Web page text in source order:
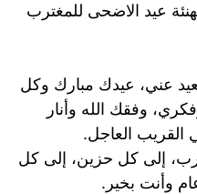
عيد الاضحى للمغترب
عني، عيدك مبارك وكل
وفقك الله وأنار
القريب العاجل.
إلى كل حزين، إلى كل
وأنت بخير.